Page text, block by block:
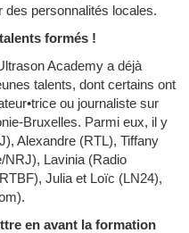
des personnalités locales.
formés !
Academy a déjà
talents, dont certains ont
ou journaliste sur
Bruxelles. Parmi eux, il y
Alexandre (RTL), Tiffany
NRJ), Lavinia (Radio
Julia et Loïc (LN24),
en avant la formation